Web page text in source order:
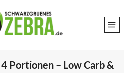
Portionen – Low Carb &